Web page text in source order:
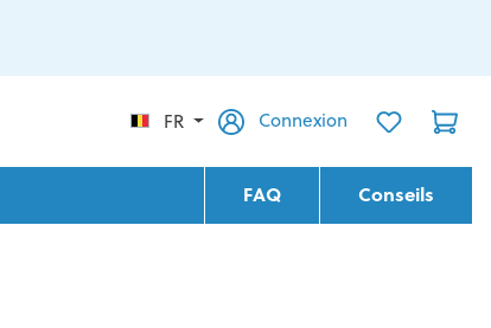
FR Connexion
FAQ Conseils